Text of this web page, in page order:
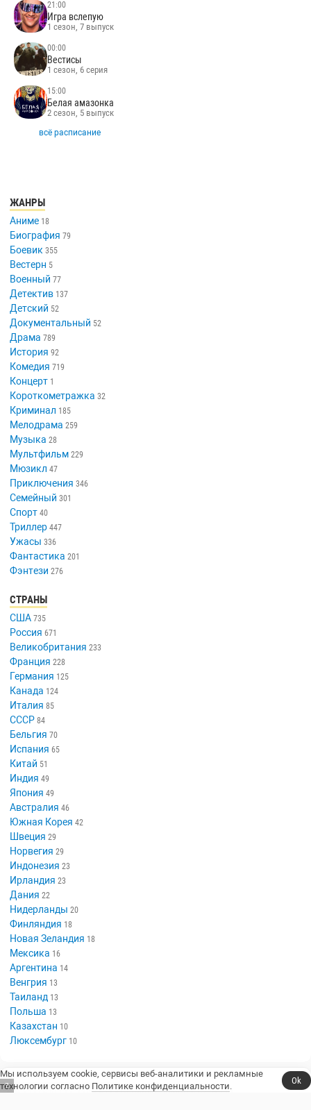
21:00
Игра вслепую
1 сезон, 7 выпуск
00:00
Вестисы
1 сезон, 6 серия
15:00
Белая амазонка
2 сезон, 5 выпуск
всё расписание
ЖАНРЫ
Аниме 18
Биография 79
Боевик 355
Вестерн 5
Военный 77
Детектив 137
Детский 52
Документальный 52
Драма 789
История 92
Комедия 719
Концерт 1
Короткометражка 32
Криминал 185
Мелодрама 259
Музыка 28
Мультфильм 229
Мюзикл 47
Приключения 346
Семейный 301
Спорт 40
Триллер 447
Ужасы 336
Фантастика 201
Фэнтези 276
СТРАНЫ
США 735
Россия 671
Великобритания 233
Франция 228
Германия 125
Канада 124
Италия 85
СССР 84
Бельгия 70
Испания 65
Китай 51
Индия 49
Япония 49
Австралия 46
Южная Корея 42
Швеция 29
Норвегия 29
Индонезия 23
Ирландия 23
Дания 22
Нидерланды 20
Финляндия 18
Новая Зеландия 18
Мексика 16
Аргентина 14
Венгрия 13
Таиланд 13
Польша 13
Казахстан 10
Люксембург 10
Сериалы, юмор и стендап.
Мы используем cookie, сервисы веб-аналитики и рекламные
технологии согласно Политике конфиденциальности.
Ok
6